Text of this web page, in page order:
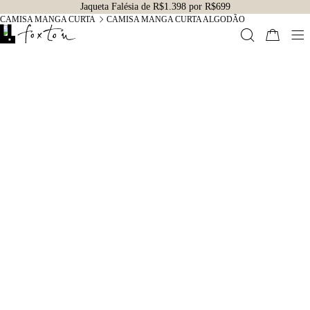
Jaqueta Falésia de R$1.398 por R$699
CAMISA MANGA CURTA CAMISA MANGA CURTA ALGODÃO